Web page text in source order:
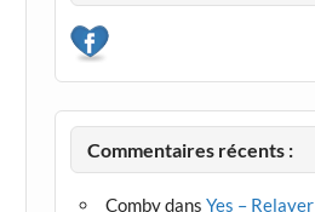
Commentaires récents :
CombydansYes – Relayer